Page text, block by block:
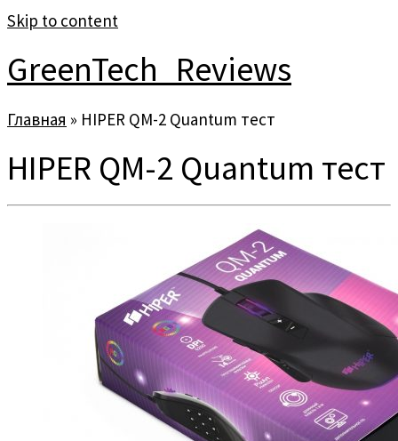
Skip to content
GreenTech_Reviews
Главная » HIPER QM-2 Quantum тест
HIPER QM-2 Quantum тест